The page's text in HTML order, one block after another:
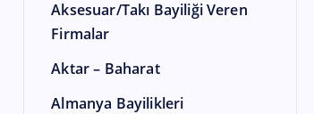
Aksesuar/Takı Bayiliği Veren
Firmalar
Aktar – Baharat
Almanya Bayilikleri